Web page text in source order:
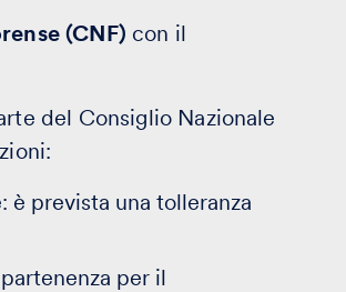
(CNF) con il
del Consiglio Nazionale
è prevista una tolleranza
per il